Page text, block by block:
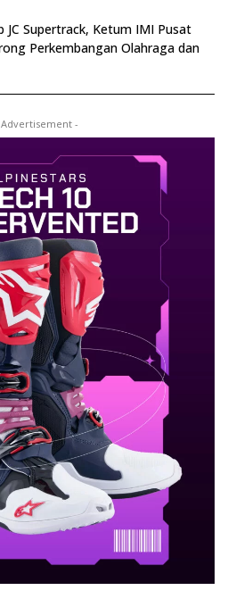
JC Supertrack, Ketum IMI Pusat
Perkembangan Olahraga dan
-